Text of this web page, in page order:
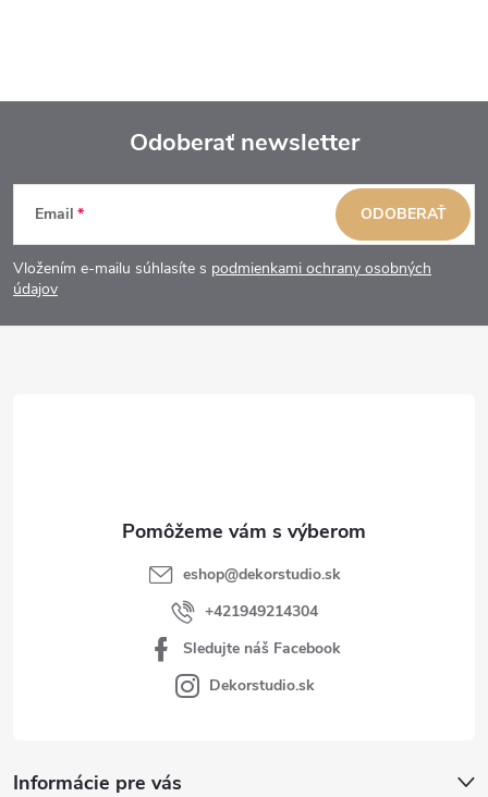
Z
á
p
Odoberať newsletter
Email
Vložením e-mailu súhlasíte s podmienkami ochrany osobných
údajov
ODOBERAŤ
Informácie pre vás
eshop@dekorstudio.sk
+421949214304
Sledujte náš Facebook
Dekorstudio.sk